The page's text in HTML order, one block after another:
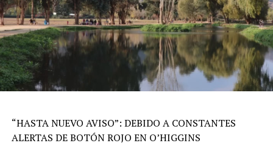
“HASTA NUEVO AVISO”: DEBIDO A CONSTANTES
ALERTAS DE BOTÓN ROJO EN O’HIGGINS